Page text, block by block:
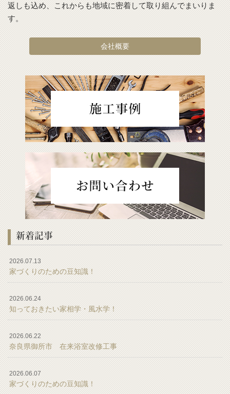
返しも込め、これからも地域に密着して取り組んでまいりま
す。
会社概要
新着記事
2026.07.13
家づくりのための豆知識！
2026.06.24
知っておきたい家相学・風水学！
2026.06.22
奈良県御所市 在来浴室改修工事
2026.06.07
家づくりのための豆知識！